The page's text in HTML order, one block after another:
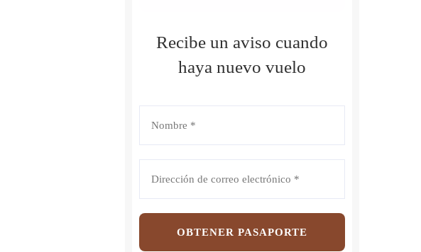
Recibe un aviso cuando
haya nuevo vuelo